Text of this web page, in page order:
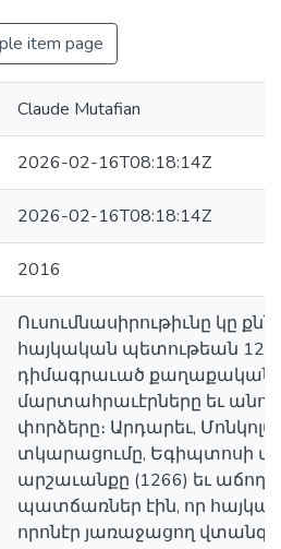
item page
Claude Mutafian
2026-02-16T08:18:14Z
2026-02-16T08:18:14Z
2016
Ուսումնասիրութիւնը կը
հայկական պետութեան
դիմագրաւած քաղաքական
մարտահրաւէրները եւ
փորձերը։ Արդարեւ,
տկարացումը, Եգիպտոսի
արշաւանքը (1266) եւ աճող
պատճառներ էին, որ
որոնէր յառաջացող